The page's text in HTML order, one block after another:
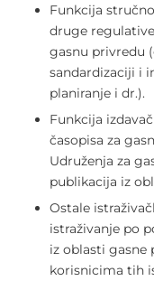
Funkcija
druge
gasnu privredu
sandardizaciji i
planiranje i dr.).
Funkcija
časopisa za
Udruženja za
publikacija iz
Ostale
istraživanje po
iz oblasti gasne
korisnicima tih